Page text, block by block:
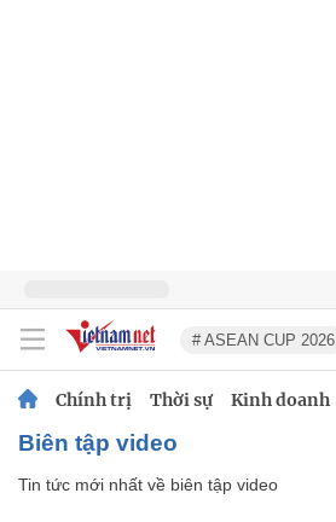
# ASEAN CUP 2026
Chính trị Thời sự Kinh doanh
biên tập video
Tin tức mới nhất về biên tập video